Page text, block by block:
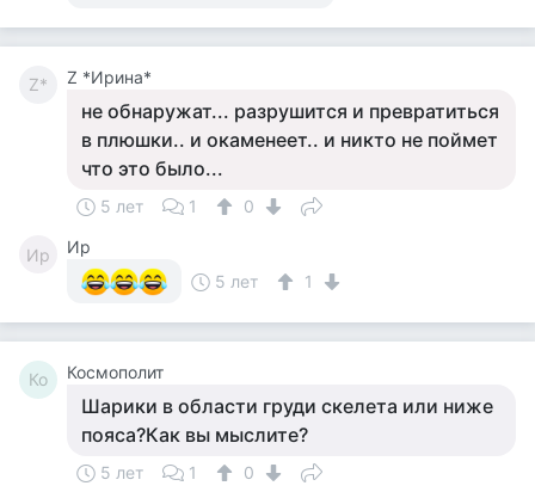
Z* Z *Ирина*
не обнаружат... разрушится и превратиться
в плюшки.. и окаменеет.. и никто не поймет
что это было...
5 лет 1 0
Ир
Ир
5 лет
1
Ко Космополит
Шарики в области груди скелета или ниже
пояса?Как вы мыслите?
5 лет 1 0